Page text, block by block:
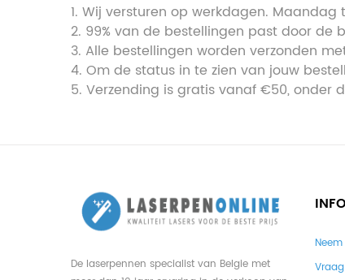
1. Wij versturen op werkdagen.
2. 99% van de bestellingen past door
3. Alle bestellingen worden verzonden
4. Om de status in te zien van jouw
5. Verzending is gratis vanaf €50, onder
De laserpennen specialist van Belgie met